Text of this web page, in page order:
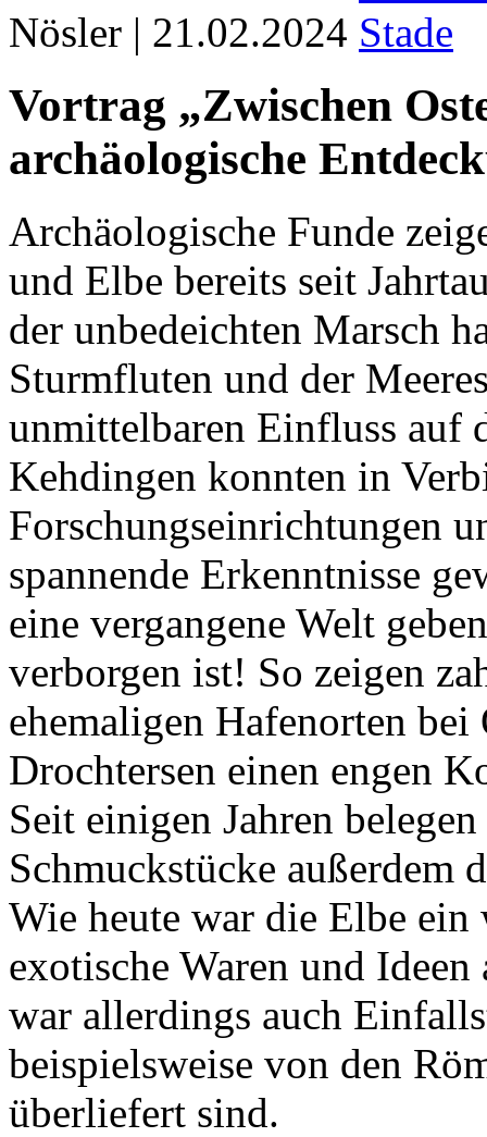
Nösler | 21.02.2024
Vortrag „Zwischen
archäologische
Archäologische Funde
und Elbe bereits seit
der unbedeichten Marsch
Sturmfluten und der
unmittelbaren Einfluss auf
Kehdingen konnten in
Forschungseinrichtungen
spannende Erkenntnisse
eine vergangene Welt
verborgen ist! So zeigen
ehemaligen Hafenorten
Drochtersen einen engen
Seit einigen Jahren
Schmuckstücke außerdem
Wie heute war die Elbe
exotische Waren und
war allerdings auch
beispielsweise von den
überliefert sind.